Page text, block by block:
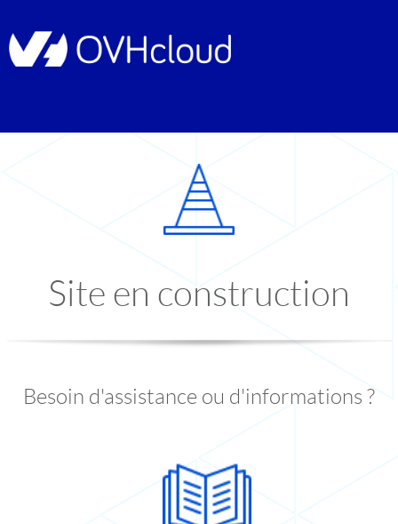
Site en construction
Besoin d'assistance ou d'informations ?